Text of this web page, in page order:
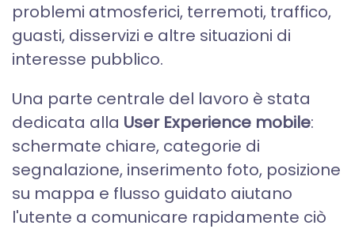
problemi atmosferici, terremoti, traffico,
guasti, disservizi e altre situazioni di
interesse pubblico.
Una parte centrale del lavoro è stata
dedicata alla User Experience mobile:
schermate chiare, categorie di
segnalazione, inserimento foto, posizione
su mappa e flusso guidato aiutano
l'utente a comunicare rapidamente ciò